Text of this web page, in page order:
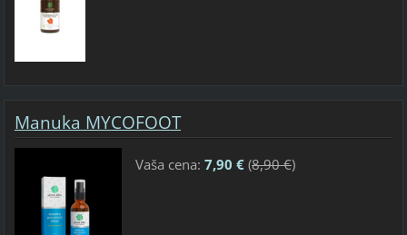
Manuka MYCOFOOT
Vaša cena: 7,90 €(8,90 €)